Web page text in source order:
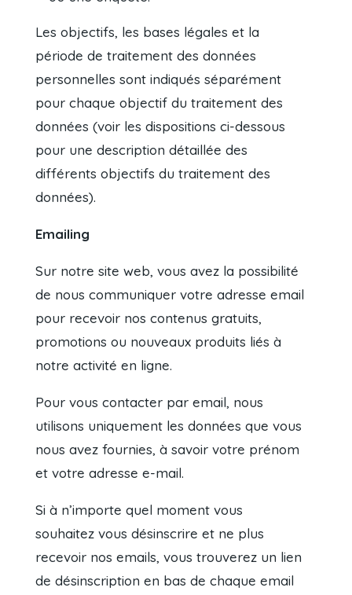
Les objectifs, les bases légales et la
période de traitement des données
personnelles sont indiqués séparément
pour chaque objectif du traitement des
données (voir les dispositions ci-dessous
pour une description détaillée des
différents objectifs du traitement des
données).
Emailing
Sur notre site web, vous avez la possibilité
de nous communiquer votre adresse email
pour recevoir nos contenus gratuits,
promotions ou nouveaux produits liés à
notre activité en ligne.
Pour vous contacter par email, nous
utilisons uniquement les données que vous
nous avez fournies, à savoir votre prénom
et votre adresse e-mail.
Si à n’importe quel moment vous
souhaitez vous désinscrire et ne plus
recevoir nos emails, vous trouverez un lien
de désinscription en bas de chaque email